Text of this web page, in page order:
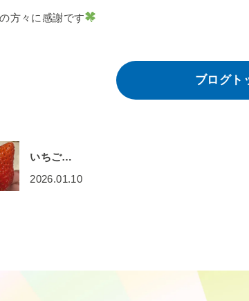
方々に感謝です
ブログト
いちご…
2026.01.10